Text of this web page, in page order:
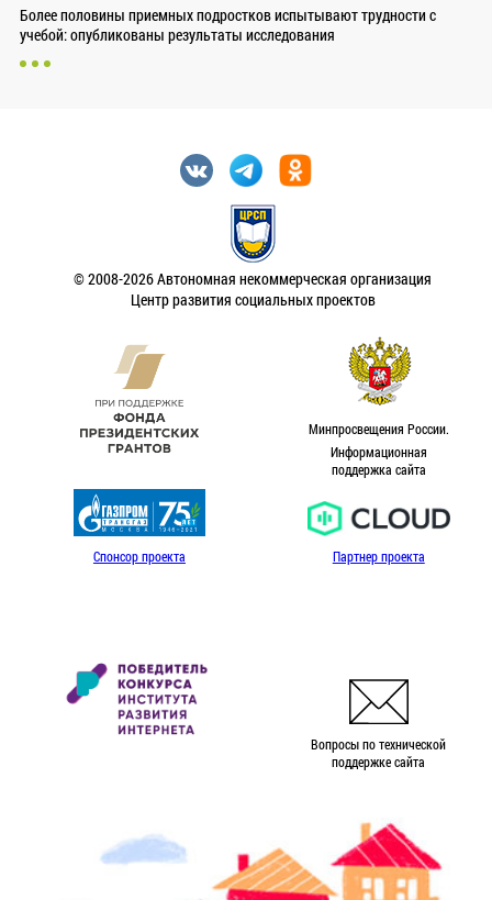
Более половины приемных подростков испытывают трудности с
учебой: опубликованы результаты исследования
© 2008-2026 Автономная некоммерческая организация
Центр развития социальных проектов
Минпросвещения России.
Информационная
поддержка сайта
Спонсор проекта Партнер проекта
Вопросы по технической
поддержке сайта